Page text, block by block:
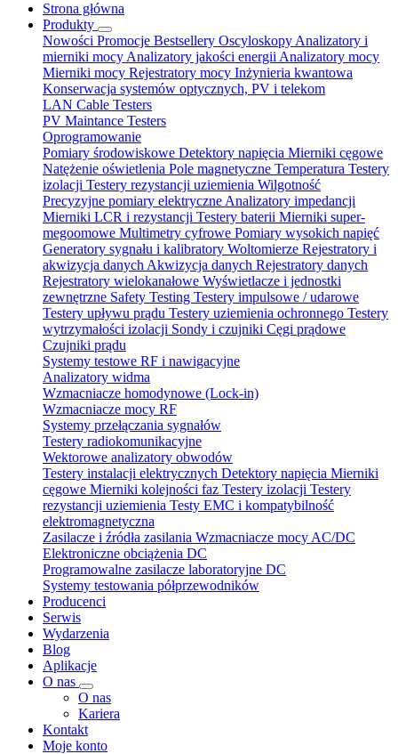
Strona główna
Produkty
Nowości Promocje Bestsellery Oscyloskopy Analizatory i
mierniki mocy Analizatory jakości energii Analizatory mocy
Mierniki mocy Rejestratory mocy Inżynieria kwantowa
Konserwacja systemów optycznych, PV i telekom
LAN Cable Testers
PV Maintance Testers
Oprogramowanie
Pomiary środowiskowe Detektory napięcia Mierniki cęgowe
Natężenie oświetlenia Pole magnetyczne Temperatura Testery
izolacji Testery rezystancji uziemienia Wilgotność
Precyzyjne pomiary elektryczne Analizatory impedancji
Mierniki LCR i rezystancji Testery baterii Mierniki super-
megoomowe Multimetry cyfrowe Pomiary wysokich napięć
Generatory sygnału i kalibratory Woltomierze Rejestratory i
akwizycja danych Akwizycja danych Rejestratory danych
Rejestratory wielokanałowe Wyświetlacze i jednostki
zewnętrzne Safety Testing Testery impulsowe / udarowe
Testery upływu prądu Testery uziemienia ochronnego Testery
wytrzymałości izolacji Sondy i czujniki Cęgi prądowe
Czujniki prądu
Systemy testowe RF i nawigacyjne
Analizatory widma
Wzmacniacze homodynowe (Lock‑in)
Wzmacniacze mocy RF
Systemy przełączania sygnałów
Testery radiokomunikacyjne
Wektorowe analizatory obwodów
Testery instalacji elektrycznych Detektory napięcia Mierniki
cęgowe Mierniki kolejności faz Testery izolacji Testery
rezystancji uziemienia Testy EMC i kompatybilność
elektromagnetyczna
Zasilacze i źródła zasilania Wzmacniacze mocy AC/DC
Elektroniczne obciążenia DC
Programowalne zasilacze laboratoryjne DC
Systemy testowania półprzewodników
Producenci
Serwis
Wydarzenia
Blog
Aplikacje
O nas
O nas
Kariera
Kontakt
Moje konto